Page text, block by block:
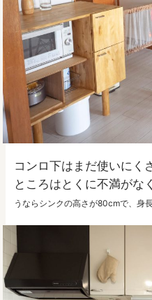
コンロ下はまだ使いにく
ところはとくに不満がな
うならシンクの高さが80cmで、身